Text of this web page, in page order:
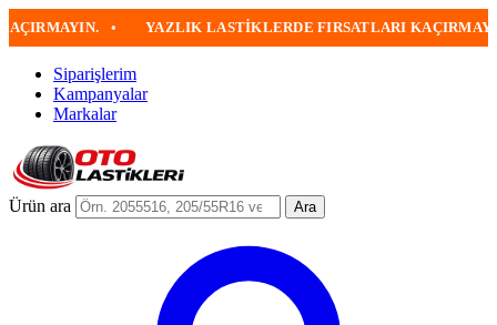
• YAZLIK LASTIKLERDE FIRSATLARI KAÇIRMAYIN •
Siparişlerim
Kampanyalar
Markalar
Ürün ara Ara